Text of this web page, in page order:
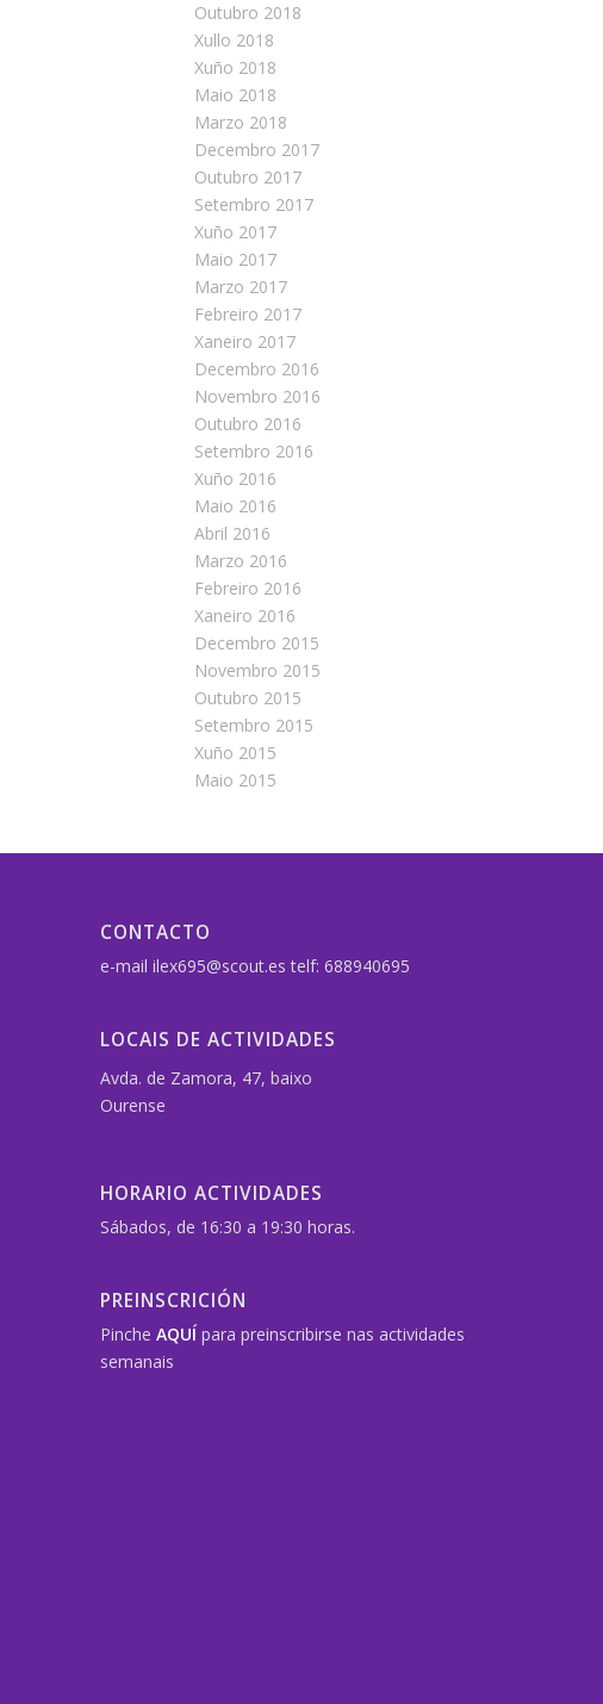
Outubro 2018
Xullo 2018
Xuño 2018
Maio 2018
Marzo 2018
Decembro 2017
Outubro 2017
Setembro 2017
Xuño 2017
Maio 2017
Marzo 2017
Febreiro 2017
Xaneiro 2017
Decembro 2016
Novembro 2016
Outubro 2016
Setembro 2016
Xuño 2016
Maio 2016
Abril 2016
Marzo 2016
Febreiro 2016
Xaneiro 2016
Decembro 2015
Novembro 2015
Outubro 2015
Setembro 2015
Xuño 2015
Maio 2015
CONTACTO
e-mail ilex695@scout.es telf: 688940695
LOCAIS DE ACTIVIDADES
Avda. de Zamora, 47, baixo
Ourense
HORARIO ACTIVIDADES
Sábados, de 16:30 a 19:30 horas.
PREINSCRICIÓN
PincheAQUÍ para preinscribirse nas actividades
semanais